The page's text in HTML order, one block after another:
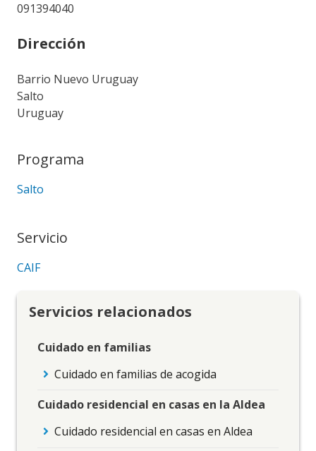
091394040
Dirección
Barrio Nuevo Uruguay
Salto
Uruguay
Programa
Salto
Servicio
CAIF
Servicios relacionados
Cuidado en familias
Cuidado en familias de acogida
Cuidado residencial en casas en la Aldea
Cuidado residencial en casas en Aldea